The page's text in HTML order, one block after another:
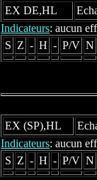
EX DE,HL
Indicateurs: aucun
S Z - H - P/V N
EX (SP),HL
Indicateurs: aucun
S Z - H - P/V N